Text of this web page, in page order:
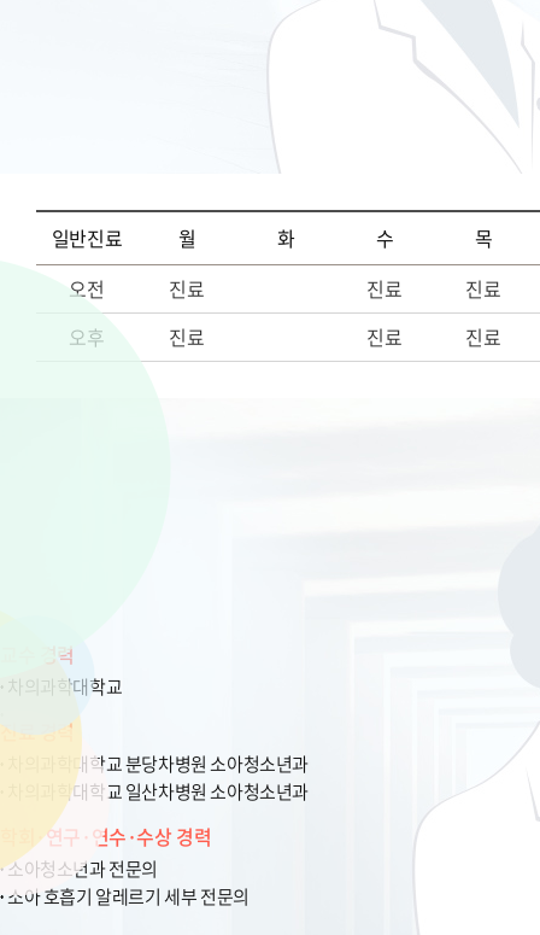
일반진료 월 화 수
목
오전
진료 진료
진료
오후
진료 진료 진료
교수 경력
차의과학대학교
진료 경력
차의과학대학교 분당차병원 소아청소년과
차의과학대학교 일산차병원 소아청소년과
학회·연구·연수·수상 경력
소아청소년과 전문의
소아 호흡기 알레르기 세부 전문의